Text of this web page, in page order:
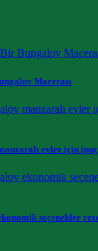
Macerası
evler için
seçenekler